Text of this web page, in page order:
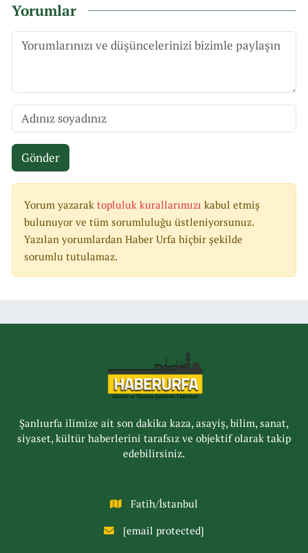
Yorumlar
Gönder
Yorum yazarak topluluk kurallarımızı kabul etmiş
bulunuyor ve tüm sorumluluğu üstleniyorsunuz.
Yazılan yorumlardan Haber Urfa hiçbir şekilde
sorumlu tutulamaz.
Şanlıurfa ilimize ait son dakika kaza, asayiş, bilim, sanat,
siyaset, kültür haberlerini tarafsız ve objektif olarak takip
edebilirsiniz.
Fatih/İstanbul
[email protected]